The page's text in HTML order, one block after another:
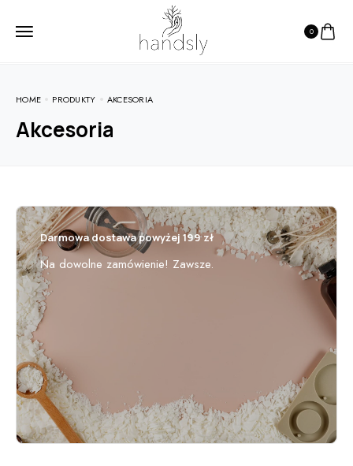
0
HOME PRODUKTY AKCESORIA
Akcesoria
Darmowa dostawa powyżej 199 zł
Na dowolne zamówienie! Zawsze.